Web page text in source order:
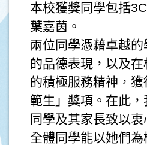
本校獲獎同學包括
葉嘉茵。
兩位同學憑藉卓越
的品德表現，以及
的積極服務精神，
範生」獎項。在此
同學及其家長致以
全體同學能以她們